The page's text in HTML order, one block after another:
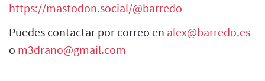
https://mastodon.social/@barredo
Puedes contactar por correo en alex@barredo.es
o m3drano@gmail.com